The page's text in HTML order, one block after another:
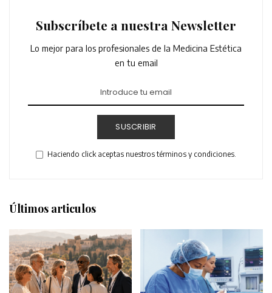
Subscríbete a nuestra Newsletter
Lo mejor para los profesionales de la Medicina Estética
en tu email
SUSCRIBIR
Haciendo click aceptas nuestros términos y condiciones.
Últimos articulos